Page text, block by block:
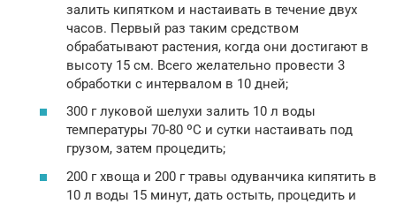
залить кипятком и настаивать в течение двух
часов. Первый раз таким средством
обрабатывают растения, когда они достигают в
высоту 15 см. Всего желательно провести 3
обработки с интервалом в 10 дней;
300 г луковой шелухи залить 10 л воды
температуры 70-80 ºC и сутки настаивать под
грузом, затем процедить;
200 г хвоща и 200 г травы одуванчика кипятить в
10 л воды 15 минут, дать остыть, процедить и